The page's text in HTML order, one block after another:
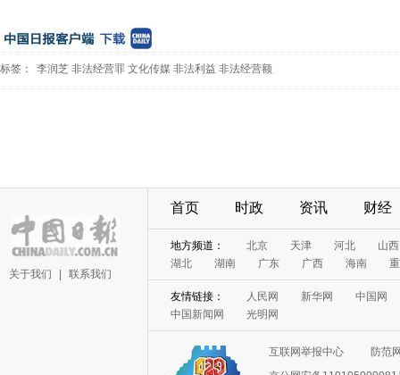
标签： 李润芝 非法经营罪 文化传媒 非法利益 非法经营额
关于我们 联系我们
首页 时政 资讯 财经
地方频道： 北京 天津 河北
山西
湖北
湖南 广东 广西 海南
友情链接： 人民网 新华网
中国网
中国新闻网
光明网
互联网举报中心
防范